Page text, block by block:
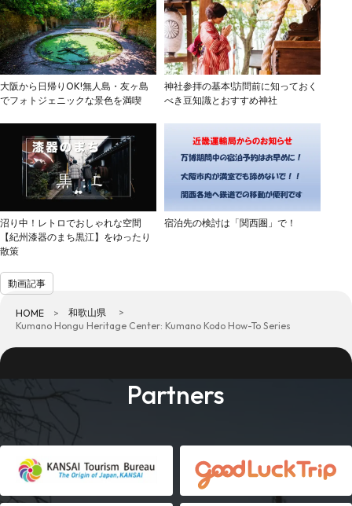
大阪から日帰りOK!無人島・友ヶ島
でフォトジェニックな景色を満喫
神社参拝の基本!訪問前に知っておく
べき豆知識とおすすめ神社
沼り中！レトロでおしゃれな空間
【紀州漆器のまち黒江】をゆったり
散策
宿泊先の検討は「関西圏」で！
動画記事
HOME
和歌山県
Kumano Hongu Heritage Center: Kumano Kodo How-To Series
Partners